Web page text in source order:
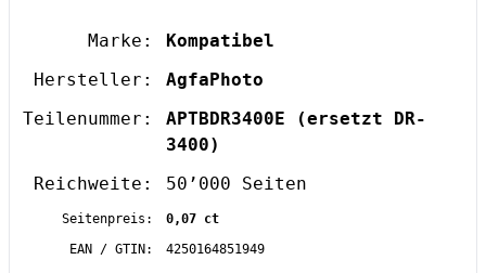
Marke:
Kompatibel
Hersteller:
AgfaPhoto
Teilenummer:
APTBDR3400E
(ersetzt DR-
3400)
Reichweite:
50’000 Seiten
Seitenpreis:
0,07 ct
EAN / GTIN:
4250164851949